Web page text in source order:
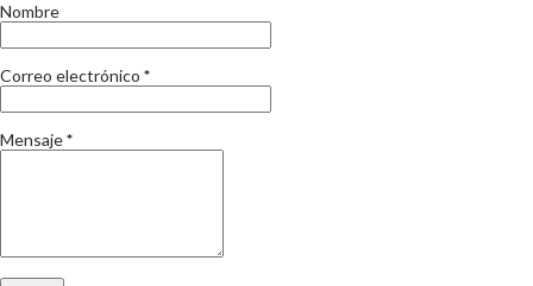
Nombre
Correo electrónico *
Mensaje*